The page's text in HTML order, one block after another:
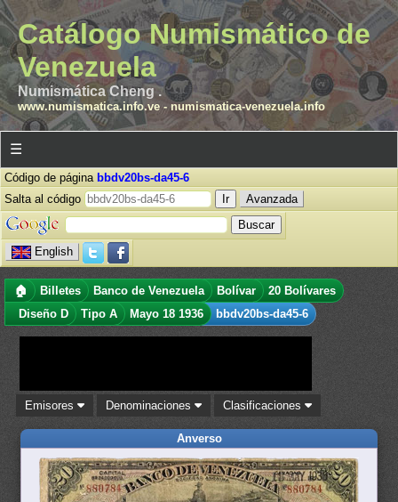
Catálogo Numismático de
Venezuela
Numismática Cheng .
www.numismatica.info.ve- numismatica-venezuela.info
☰
Código de página bbdv20bs-da45-6
Salta al código
Avanzada
English
🏠 Billetes Banco de Venezuela Bolívar
20 Bolívares
Diseño D
Tipo A Mayo 18 1936 bbdv20bs-da45-6
Emisores Denominaciones Clasificaciones
Anverso